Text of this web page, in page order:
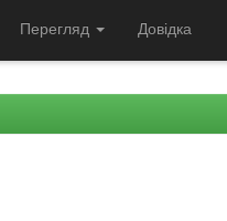
Перегляд Довідка